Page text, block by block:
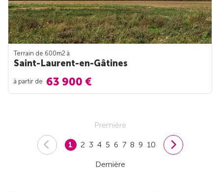
Terrain de 600m2 à
Saint-Laurent-en-Gâtines
à partir de 63 900 €
Première
1 2 3 4 5 6 7 8 9 10
Dernière